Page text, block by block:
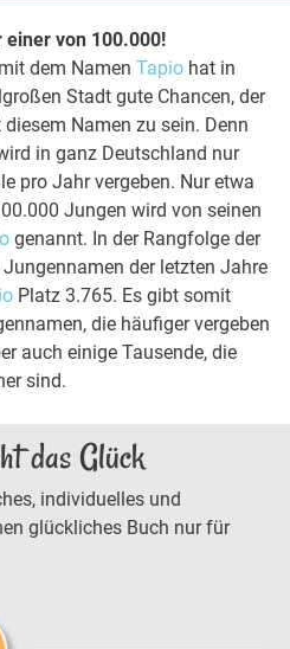
einer von 100.000!
dem Namen Tapio hat in
Stadt gute Chancen, der
Namen zu sein. Denn
in ganz Deutschland nur
pro Jahr vergeben. Nur etwa
Jungen wird von seinen
genannt. In der Rangfolge der
der letzten Jahre
Platz 3.765. Es gibt somit
die häufiger vergeben
auch einige Tausende, die
sind.
das Glück
individuelles und
glückliches Buch nur für